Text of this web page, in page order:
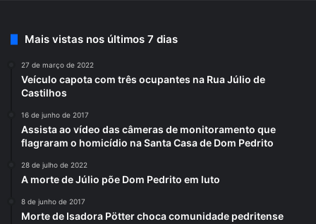
Mais vistas nos últimos 7 dias
27 de março de 2022
Veículo capota com três ocupantes na Rua Júlio de
Castilhos
16 de junho de 2017
Assista ao vídeo das câmeras de monitoramento que
flagraram o homicídio na Santa Casa de Dom Pedrito
28 de julho de 2022
A morte de Júlio põe Dom Pedrito em luto
8 de junho de 2017
Morte de Isadora Pötter choca comunidade pedritense